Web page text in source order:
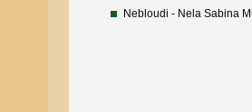
Nebloudi - Nela Sabina